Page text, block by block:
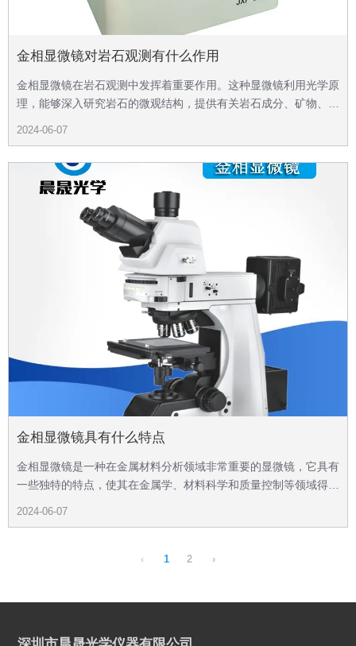
金相显微镜对岩石观测有什么作用
金相显微镜在岩石观测中发挥着重要作用。这种显微镜利用光学原
理，能够深入研究岩石的微观结构，提供有关岩石成分、矿物、晶
2024-06-07
金相显微镜具有什么特点
金相显微镜是一种在金属材料分析领域非常重要的显微镜，它具有
一些独特的特点，使其在金属学、材料科学和质量控制等领域得以
2024-06-07
‹ 1 2 ›